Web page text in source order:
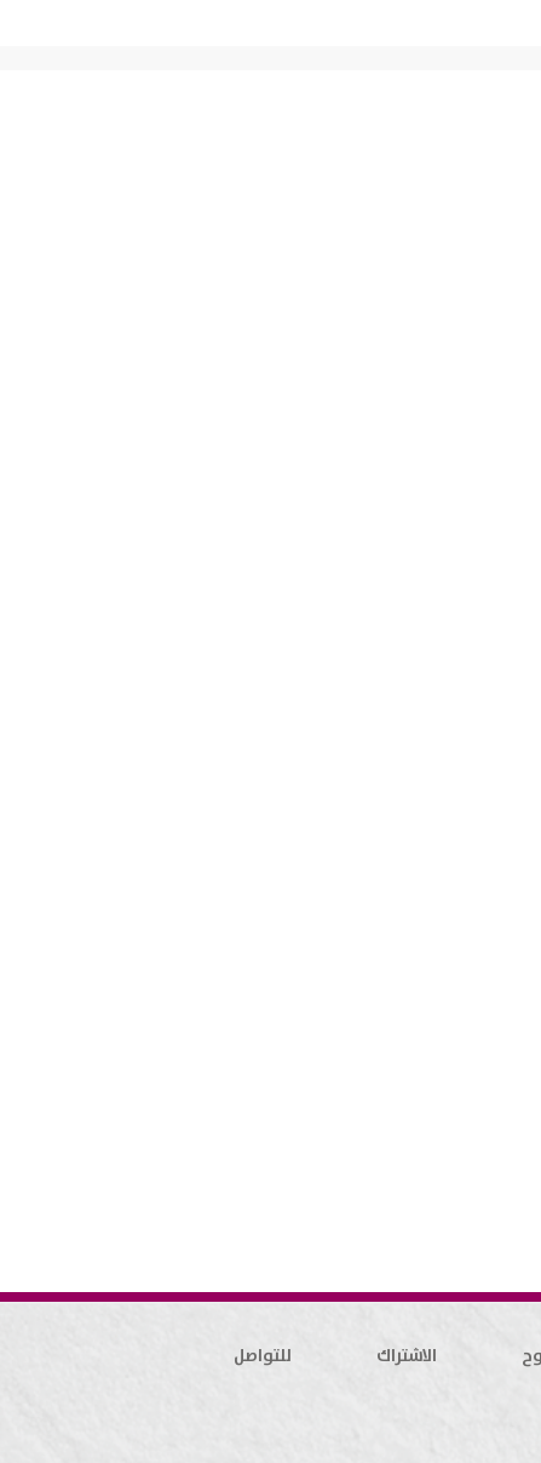
الاشتراك للتواصل